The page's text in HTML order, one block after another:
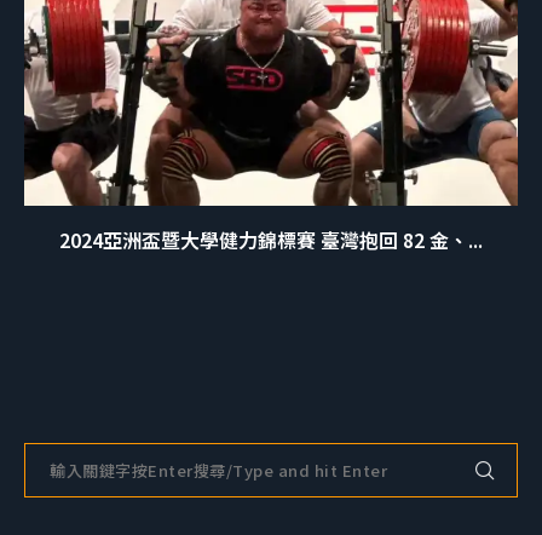
2024亞洲盃暨大學健力錦標賽 臺灣抱回 82 金、...